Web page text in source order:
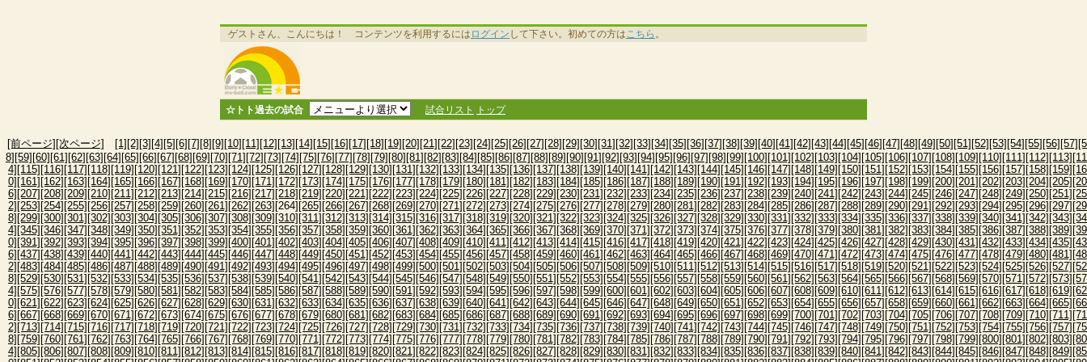
ゲストさん、こんにちは！ コンテンツを利用するには ログイン して下さい。初めての方はこちら 。
☆トト過去の試合 試合リスト トップ
[前ページ] [次ページ] [1] [2] [3] [4] [5] [6] [7] [8] [9] [10] [11] [12] [13] [14] [15] [16] [17] [18] [19] [20] [21] [22] [23] [24] [25] [26] [27] [28] [29] [30] [31] [32] [33] [34] [35] [36] [37] [38] [39] [40] [41] [42] [43] [44] [45] [46] [47] [48] [49] [50] [51] [52] [53] [54] [55] [56] [57] [5
8] [59] [60] [61] [62] [63] [64] [65] [66] [67] [68] [69] [70] [71] [72] [73] [74] [75] [76] [77] [78] [79] [80] [81] [82] [83] [84] [85] [86] [87] [88] [89] [90] [91] [92] [93] [94] [95] [96] [97] [98] [99] [100] [101] [102] [103] [104] [105] [106] [107] [108] [109] [110] [111] [112] [113] [11
4] [115] [116] [117] [118] [119] [120] [121] [122] [123] [124] [125] [126] [127] [128] [129] [130] [131] [132] [133] [134] [135] [136] [137] [138] [139] [140] [141] [142] [143] [144] [145] [146] [147] [148] [149] [150] [151] [152] [153] [154] [155] [156] [157] [158] [159] [16
0] [161] [162] [163] [164] [165] [166] [167] [168] [169] [170] [171] [172] [173] [174] [175] [176] [177] [178] [179] [180] [181] [182] [183] [184] [185] [186] [187] [188] [189] [190] [191] [192] [193] [194] [195] [196] [197] [198] [199] [200] [201] [202] [203] [204] [205] [20
6] [207] [208] [209] [210] [211] [212] [213] [214] [215] [216] [217] [218] [219] [220] [221] [222] [223] [224] [225] [226] [227] [228] [229] [230] [231] [232] [233] [234] [235] [236] [237] [238] [239] [240] [241] [242] [243] [244] [245] [246] [247] [248] [249] [250] [251] [25
2] [253] [254] [255] [256] [257] [258] [259] [260] [261] [262] [263] [264] [265] [266] [267] [268] [269] [270] [271] [272] [273] [274] [275] [276] [277] [278] [279] [280] [281] [282] [283] [284] [285] [286] [287] [288] [289] [290] [291] [292] [293] [294] [295] [296] [297] [29
8] [299] [300] [301] [302] [303] [304] [305] [306] [307] [308] [309] [310] [311] [312] [313] [314] [315] [316] [317] [318] [319] [320] [321] [322] [323] [324] [325] [326] [327] [328] [329] [330] [331] [332] [333] [334] [335] [336] [337] [338] [339] [340] [341] [342] [343] [34
4] [345] [346] [347] [348] [349] [350] [351] [352] [353] [354] [355] [356] [357] [358] [359] [360] [361] [362] [363] [364] [365] [366] [367] [368] [369] [370] [371] [372] [373] [374] [375] [376] [377] [378] [379] [380] [381] [382] [383] [384] [385] [386] [387] [388] [389] [39
0] [391] [392] [393] [394] [395] [396] [397] [398] [399] [400] [401] [402] [403] [404] [405] [406] [407] [408] [409] [410] [411] [412] [413] [414] [415] [416] [417] [418] [419] [420] [421] [422] [423] [424] [425] [426] [427] [428] [429] [430] [431] [432] [433] [434] [435] [43
6] [437] [438] [439] [440] [441] [442] [443] [444] [445] [446] [447] [448] [449] [450] [451] [452] [453] [454] [455] [456] [457] [458] [459] [460] [461] [462] [463] [464] [465] [466] [467] [468] [469] [470] [471] [472] [473] [474] [475] [476] [477] [478] [479] [480] [481] [48
2] [483] [484] [485] [486] [487] [488] [489] [490] [491] [492] [493] [494] [495] [496] [497] [498] [499] [500] [501] [502] [503] [504] [505] [506] [507] [508] [509] [510] [511] [512] [513] [514] [515] [516] [517] [518] [519] [520] [521] [522] [523] [524] [525] [526] [527] [52
8] [529] [530] [531] [532] [533] [534] [535] [536] [537] [538] [539] [540] [541] [542] [543] [544] [545] [546] [547] [548] [549] [550] [551] [552] [553] [554] [555] [556] [557] [558] [559] [560] [561] [562] [563] [564] [565] [566] [567] [568] [569] [570] [571] [572] [573] [57
4] [575] [576] [577] [578] [579] [580] [581] [582] [583] [584] [585] [586] [587] [588] [589] [590] [591] [592] [593] [594] [595] [596] [597] [598] [599] [600] [601] [602] [603] [604] [605] [606] [607] [608] [609] [610] [611] [612] [613] [614] [615] [616] [617] [618] [619] [62
0] [621] [622] [623] [624] [625] [626] [627] [628] [629] [630] [631] [632] [633] [634] [635] [636] [637] [638] [639] [640] [641] [642] [643] [644] [645] [646] [647] [648] [649] [650] [651] [652] [653] [654] [655] [656] [657] [658] [659] [660] [661] [662] [663] [664] [665] [66
6] [667] [668] [669] [670] [671] [672] [673] [674] [675] [676] [677] [678] [679] [680] [681] [682] [683] [684] [685] [686] [687] [688] [689] [690] [691] [692] [693] [694] [695] [696] [697] [698] [699] [700] [701] [702] [703] [704] [705] [706] [707] [708] [709] [710] [711] [71
2] [713] [714] [715] [716] [717] [718] [719] [720] [721] [722] [723] [724] [725] [726] [727] [728] [729] [730] [731] [732] [733] [734] [735] [736] [737] [738] [739] [740] [741] [742] [743] [744] [745] [746] [747] [748] [749] [750] [751] [752] [753] [754] [755] [756] [757] [75
8] [759] [760] [761] [762] [763] [764] [765] [766] [767] [768] [769] [770] [771] [772] [773] [774] [775] [776] [777] [778] [779] [780] [781] [782] [783] [784] [785] [786] [787] [788] [789] [790] [791] [792] [793] [794] [795] [796] [797] [798] [799] [800] [801] [802] [803] [80
4] [805] [806] [807] [808] [809] [810] [811] [812] [813] [814] [815] [816] [817] [818] [819] [820] [821] [822] [823] [824] [825] [826] [827] [828] [829] [830] [831] [832] [833] [834] [835] [836] [837] [838] [839] [840] [841] [842] [843] [844] [845] [846] [847] [848] [849] [85